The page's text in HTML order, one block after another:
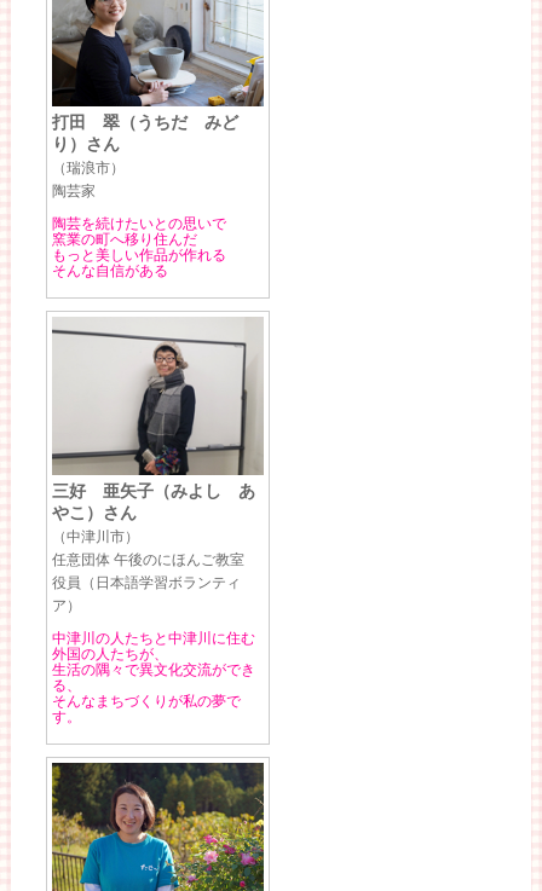
打田 翠（うちだ みど
り）さん
（瑞浪市）
陶芸家
陶芸を続けたいとの思いで
窯業の町へ移り住んだ
もっと美しい作品が作れる
そんな自信がある
三好 亜矢子（みよし あ
やこ）さん
（中津川市）
任意団体 午後のにほんご教室
役員（日本語学習ボランティ
ア）
中津川の人たちと中津川に住む
外国の人たちが、
生活の隅々で異文化交流ができ
る、
そんなまちづくりが私の夢で
す。